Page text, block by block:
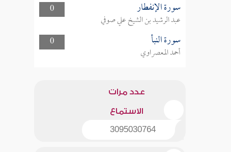
0
سورة الإنفطار
عبد الرشيد بن الشيخ علي صوفي
0
سورة النبأ
أحمد المعصراوي
عدد مرات
الاستماع
3095030764